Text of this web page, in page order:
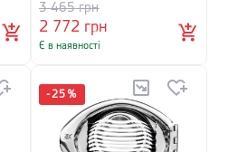
2 772 грн
3 465грн
Є в наявності
-25 %